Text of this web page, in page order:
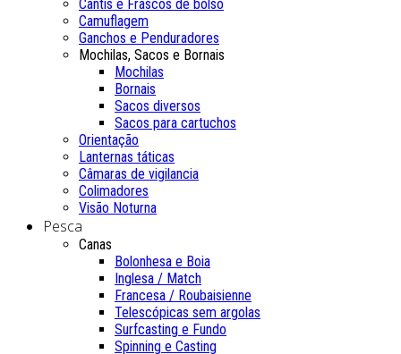
Cantis e Frascos de bolso
Camuflagem
Ganchos e Penduradores
Mochilas, Sacos e Bornais
Mochilas
Bornais
Sacos diversos
Sacos para cartuchos
Orientação
Lanternas táticas
Câmaras de vigilancia
Colimadores
Visão Noturna
Pesca
Canas
Bolonhesa e Boia
Inglesa / Match
Francesa / Roubaisienne
Telescópicas sem argolas
Surfcasting e Fundo
Spinning e Casting